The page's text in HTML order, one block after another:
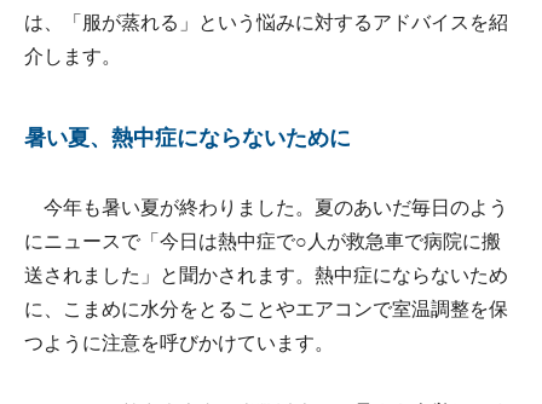
は、「服が蒸れる」という悩みに対するアドバイスを紹
介します。
暑い夏、熱中症にならないために
今年も暑い夏が終わりました。夏のあいだ毎日のよう
にニュースで「今日は熱中症で○人が救急車で病院に搬
送されました」と聞かされます。熱中症にならないため
に、こまめに水分をとることやエアコンで室温調整を保
つように注意を呼びかけています。